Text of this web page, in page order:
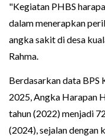
"Kegiatan PHBS
dalam menerapkan
angka sakit di desa
Rahma.
Berdasarkan data BPS
2025, Angka Harapan
tahun (2022) menjadi
(2024), sejalan dengan